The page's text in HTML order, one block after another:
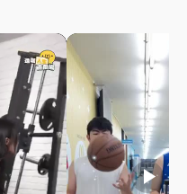
play_arrow